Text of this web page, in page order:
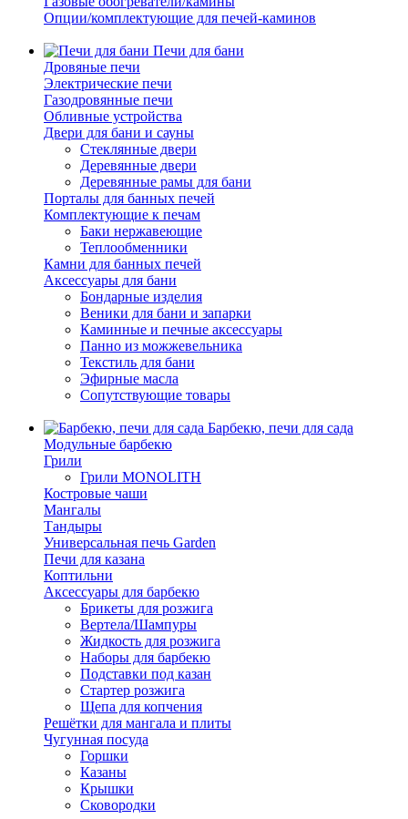
Опции/комплектующие для печей-каминов
Печи для бани
Дровяные печи
Электрические печи
Газодровянные печи
Обливные устройства
Двери для бани и сауны
Стеклянные двери
Деревянные двери
Деревянные рамы для бани
Порталы для банных печей
Комплектующие к печам
Баки нержавеющие
Теплообменники
Камни для банных печей
Аксессуары для бани
Бондарные изделия
Веники для бани и запарки
Каминные и печные аксессуары
Панно из можжевельника
Текстиль для бани
Эфирные масла
Сопутствующие товары
Барбекю, печи для сада
Модульные барбекю
Грили
Грили MONOLITH
Костровые чаши
Мангалы
Тандыры
Универсальная печь Garden
Печи для казана
Коптильни
Аксессуары для барбекю
Брикеты для розжига
Вертела/Шампуры
Жидкость для розжига
Наборы для барбекю
Подставки под казан
Стартер розжига
Щепа для копчения
Решётки для мангала и плиты
Чугунная посуда
Горшки
Казаны
Крышки
Сковородки